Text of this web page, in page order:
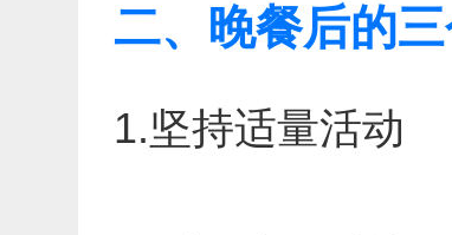
二、晚餐后的
1.坚持适量活动